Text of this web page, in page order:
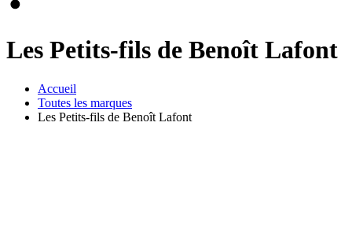
Les Petits-fils de Benoît Lafont
Accueil
Toutes les marques
Les Petits-fils de Benoît Lafont